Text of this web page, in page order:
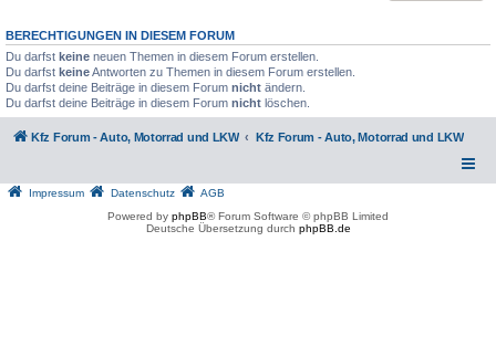
BERECHTIGUNGEN IN DIESEM FORUM
Du darfst keine neuen Themen in diesem Forum erstellen.
Du darfst keineAntworten zu Themen in diesem Forum erstellen.
Du darfst deine Beiträge in diesem Forum nicht ändern.
Du darfst deine Beiträge in diesem Forum nicht löschen.
Kfz Forum - Auto, Motorrad und LKW Kfz Forum - Auto, Motorrad und LKW
Impressum Datenschutz
AGB
Powered by phpBB® Forum Software © phpBB Limited
Deutsche Übersetzung durch phpBB.de